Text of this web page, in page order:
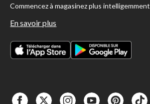
Commencez à magasinez plus intelligemment
En savoir plus